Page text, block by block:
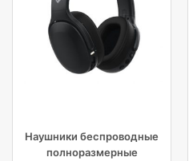
Наушники беспроводные
полноразмерные